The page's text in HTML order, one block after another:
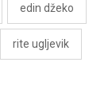
edin džeko
rite ugljevik